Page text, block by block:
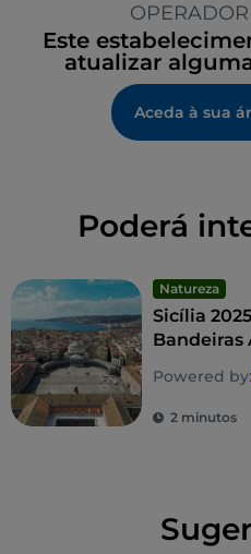
Este
atualizar
Aceda à sua
Poderá
Natureza
Sicília
Bandeiras
praias e
Powered by:
2 minutos